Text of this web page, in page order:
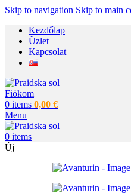
Skip to navigation Skip to main
Kezdőlap
Üzlet
Kapcsolat
Fiókom
0 items 0,00 €
Menu
0 items
Új